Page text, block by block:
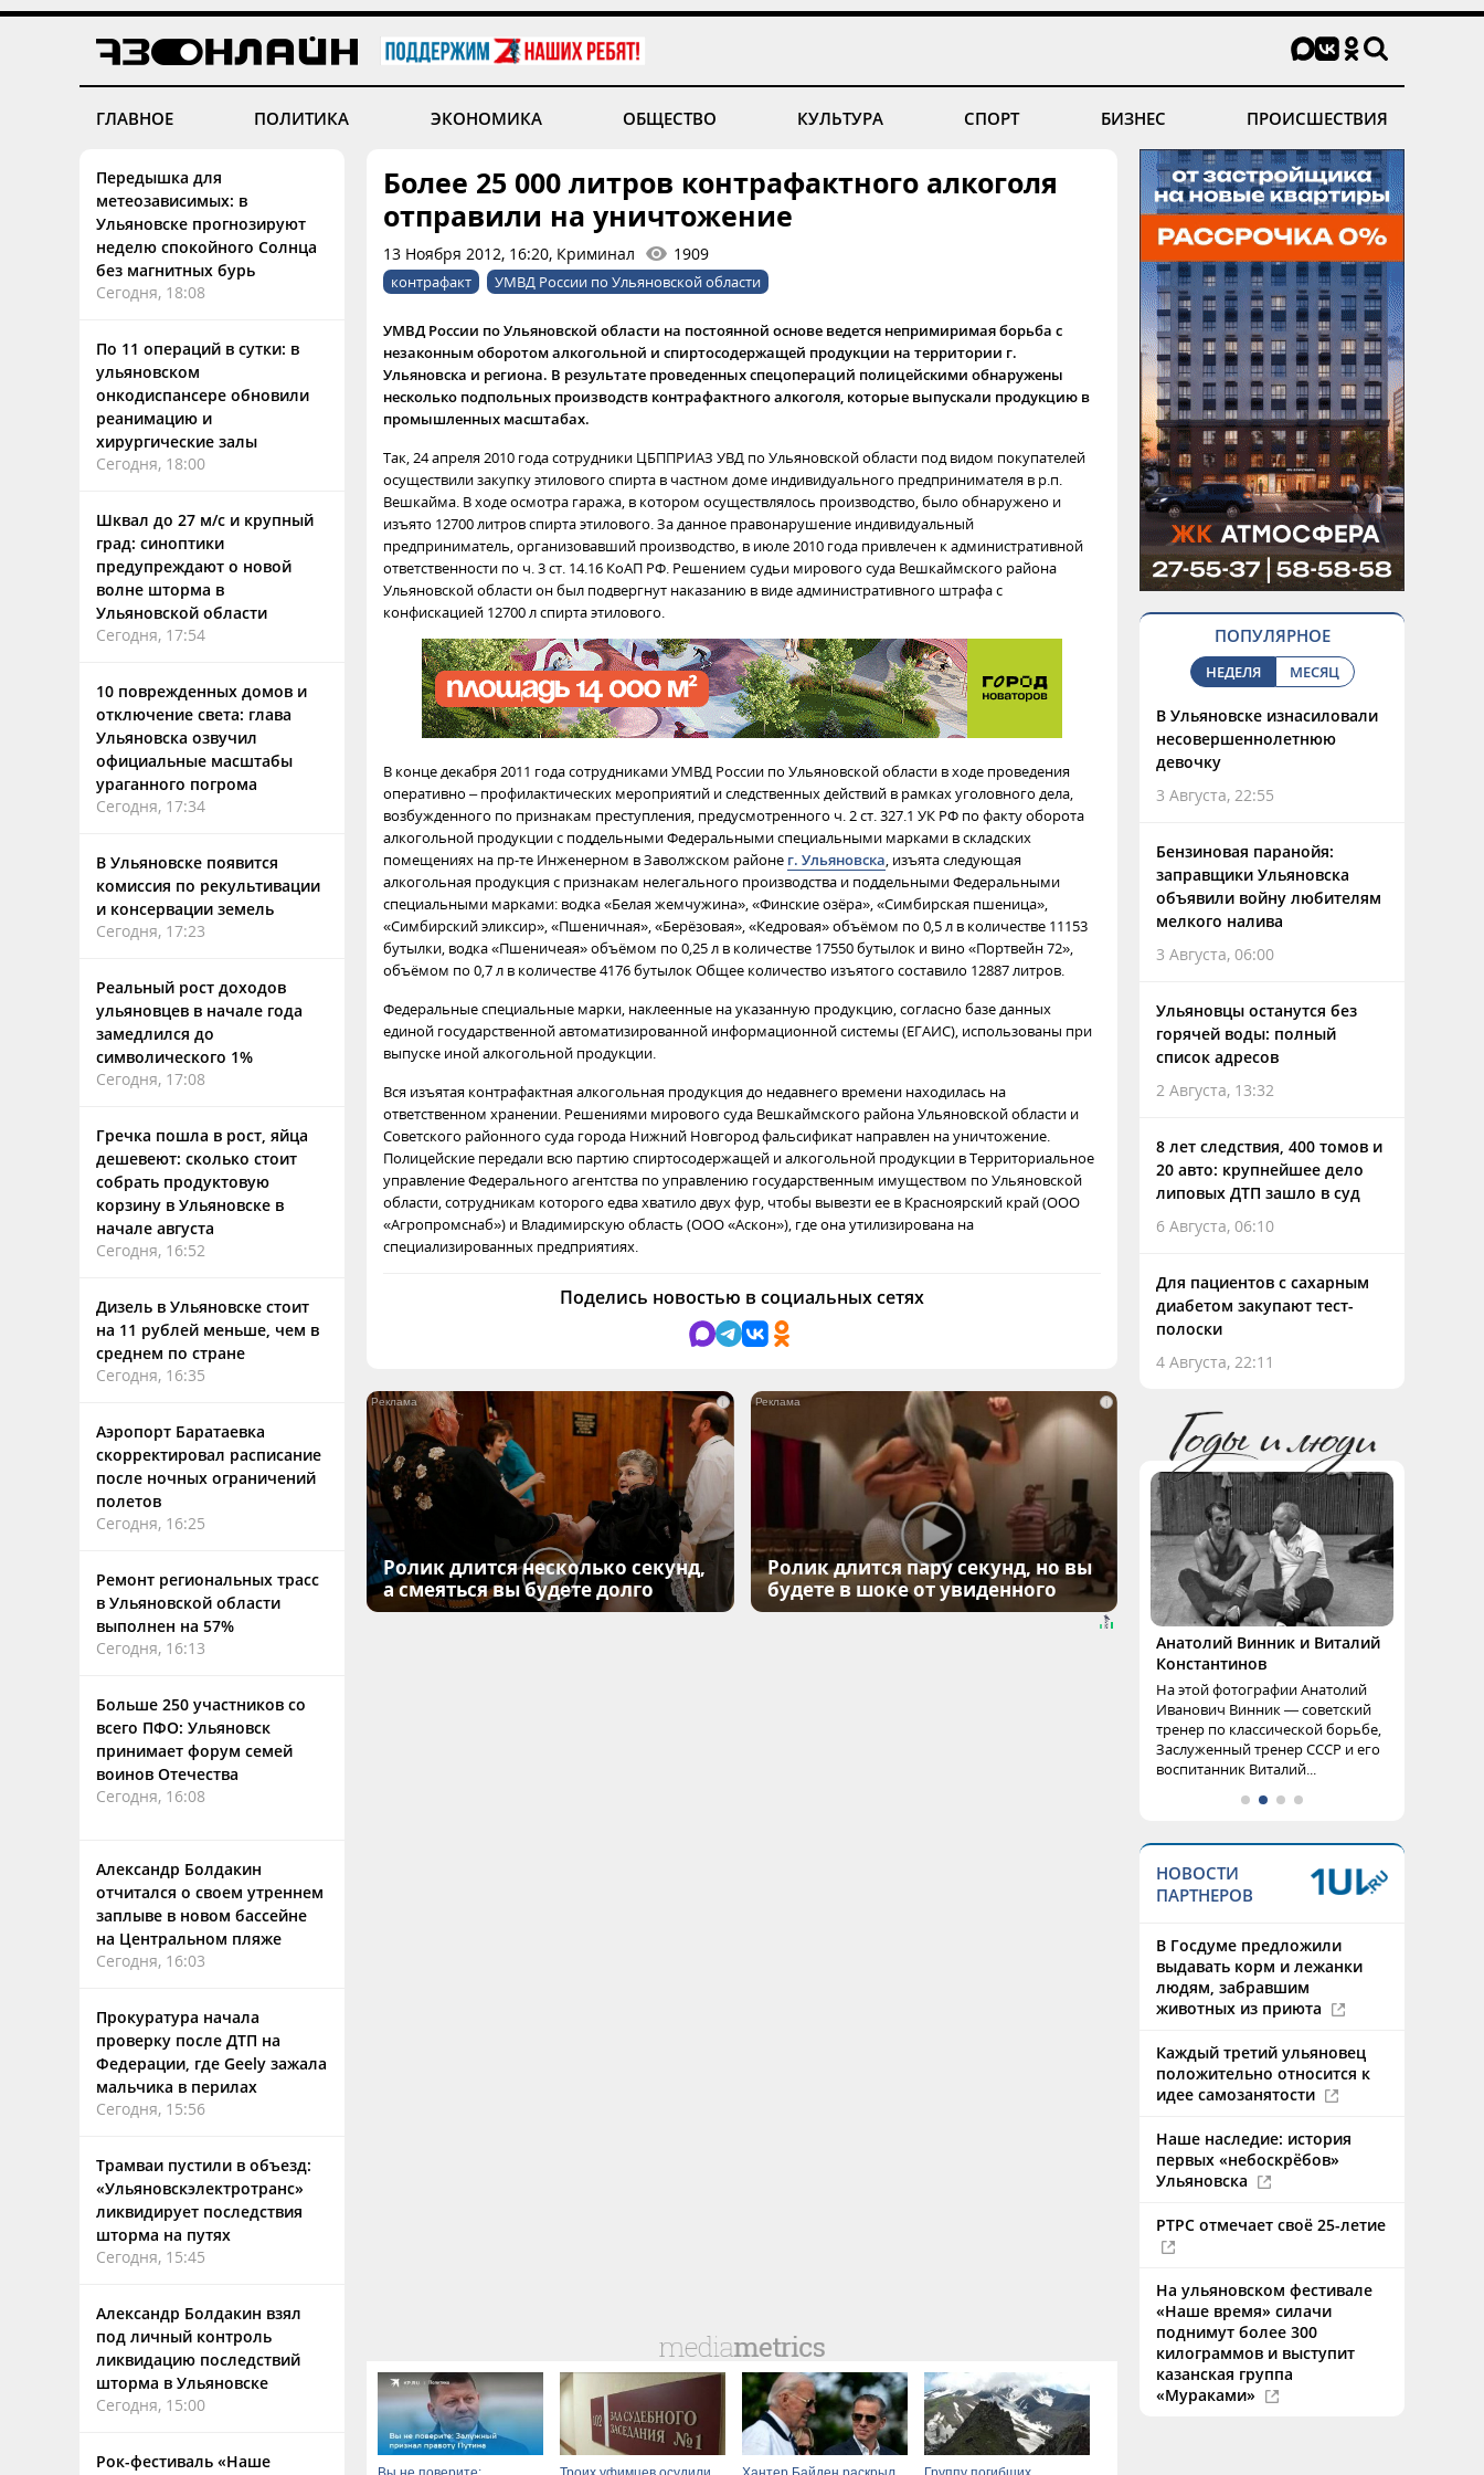
ГЛАВНОЕ ПОЛИТИКА ЭКОНОМИКА ОБЩЕСТВО КУЛЬТУРА СПОРТ БИЗНЕС ПРОИСШЕСТВИЯ
Передышка для
метеозависимых: в
Ульяновске прогнозируют
неделю спокойного Солнца
без магнитных бурь
Сегодня, 18:08
По 11 операций в сутки: в
ульяновском
онкодиспансере обновили
реанимацию и
хирургические залы
Сегодня, 18:00
Шквал до 27 м/с и крупный
град: синоптики
предупреждают о новой
волне шторма в
Ульяновской области
Сегодня, 17:54
10 поврежденных домов и
отключение света: глава
Ульяновска озвучил
официальные масштабы
ураганного погрома
Сегодня, 17:34
В Ульяновске появится
комиссия по рекультивации
и консервации земель
Сегодня, 17:23
Реальный рост доходов
ульяновцев в начале года
замедлился до
символического 1%
Сегодня, 17:08
Гречка пошла в рост, яйца
дешевеют: сколько стоит
собрать продуктовую
корзину в Ульяновске в
начале августа
Сегодня, 16:52
Дизель в Ульяновске стоит
на 11 рублей меньше, чем в
среднем по стране
Сегодня, 16:35
Аэропорт Баратаевка
скорректировал расписание
после ночных ограничений
полетов
Сегодня, 16:25
Ремонт региональных трасс
в Ульяновской области
выполнен на 57%
Сегодня, 16:13
Больше 250 участников со
всего ПФО: Ульяновск
принимает форум семей
воинов Отечества
Сегодня, 16:08
Александр Болдакин
отчитался о своем утреннем
заплыве в новом бассейне
на Центральном пляже
Сегодня, 16:03
Прокуратура начала
проверку после ДТП на
Федерации, где Geely зажала
мальчика в перилах
Сегодня, 15:56
Трамваи пустили в объезд:
«Ульяновскэлектротранс»
ликвидирует последствия
шторма на путях
Сегодня, 15:45
Александр Болдакин взял
под личный контроль
ликвидацию последствий
шторма в Ульяновске
Сегодня, 15:00
Рок-фестиваль «Наше
Более 25 000 литров контрафактного алкоголя
отправили на уничтожение
13 Ноября 2012, 16:20, Криминал 1909
контрафакт УМВД России по Ульяновской области
УМВД России по Ульяновской области на постоянной основе ведется непримиримая борьба с
незаконным оборотом алкогольной и спиртосодержащей продукции на территории г.
Ульяновска и региона. В результате проведенных спецопераций полицейскими обнаружены
несколько подпольных производств контрафактного алкоголя, которые выпускали продукцию в
промышленных масштабах.
Так, 24 апреля 2010 года сотрудники ЦБППРИАЗ УВД по Ульяновской области под видом покупателей
осуществили закупку этилового спирта в частном доме индивидуального предпринимателя в р.п.
Вешкайма. В ходе осмотра гаража, в котором осуществлялось производство, было обнаружено и
изъято 12700 литров спирта этилового. За данное правонарушение индивидуальный
предприниматель, организовавший производство, в июле 2010 года привлечен к административной
ответственности по ч. 3 ст. 14.16 КоАП РФ. Решением судьи мирового суда Вешкаймского района
Ульяновской области он был подвергнут наказанию в виде административного штрафа с
конфискацией 12700 л спирта этилового.
В конце декабря 2011 года сотрудниками УМВД России по Ульяновской области в ходе проведения
оперативно – профилактических мероприятий и следственных действий в рамках уголовного дела,
возбужденного по признакам преступления, предусмотренного ч. 2 ст. 327.1 УК РФ по факту оборота
алкогольной продукции с поддельными Федеральными специальными марками в складских
помещениях на пр-те Инженерном в Заволжском районе г. Ульяновска, изъята следующая
алкогольная продукция с признакам нелегального производства и поддельными Федеральными
специальными марками: водка «Белая жемчужина», «Финские озёра», «Симбирская пшеница»,
«Симбирский эликсир», «Пшеничная», «Берёзовая», «Кедровая» объёмом по 0,5 л в количестве 11153
бутылки, водка «Пшеничеая» объёмом по 0,25 л в количестве 17550 бутылок и вино «Портвейн 72»,
объёмом по 0,7 л в количестве 4176 бутылок Общее количество изъятого составило 12887 литров.
Федеральные специальные марки, наклеенные на указанную продукцию, согласно базе данных
единой государственной автоматизированной информационной системы (ЕГАИС), использованы при
выпуске иной алкогольной продукции.
Вся изъятая контрафактная алкогольная продукция до недавнего времени находилась на
ответственном хранении. Решениями мирового суда Вешкаймского района Ульяновской области и
Советского районного суда города Нижний Новгород фальсификат направлен на уничтожение.
Полицейские передали всю партию спиртосодержащей и алкогольной продукции в Территориальное
управление Федерального агентства по управлению государственным имуществом по Ульяновской
области, сотрудникам которого едва хватило двух фур, чтобы вывезти ее в Красноярский край (ООО
«Агропромснаб») и Владимирскую область (ООО «Аскон»), где она утилизирована на
специализированных предприятиях.
Поделись новостью в социальных сетях
i
Ролик длится несколько секунд,
а смеяться вы будете долго
i
Ролик длится пару секунд, но вы
будете в шоке от увиденного
ПОПУЛЯРНОЕ
НЕДЕЛЯ МЕСЯЦ
В Ульяновске изнасиловали
несовершеннолетнюю
девочку
3 Августа, 22:55
Бензиновая паранойя:
заправщики Ульяновска
объявили войну любителям
мелкого налива
3 Августа, 06:00
Ульяновцы останутся без
горячей воды: полный
список адресов
2 Августа, 13:32
8 лет следствия, 400 томов и
20 авто: крупнейшее дело
липовых ДТП зашло в суд
6 Августа, 06:10
Для пациентов с сахарным
диабетом закупают тест-
полоски
4 Августа, 22:11
Анатолий Винник и Виталий
Константинов
На этой фотографии Анатолий
Иванович Винник — советский
тренер по классической борьбе,
Заслуженный тренер СССР и его
воспитанник Виталий...
НОВОСТИ
ПАРТНЕРОВ
В Госдуме предложили
выдавать корм и лежанки
людям, забравшим
животных из приюта
Каждый третий ульяновец
положительно относится к
идее самозанятости
Наше наследие: история
первых «небоскрёбов»
Ульяновска
РТРС отмечает своё 25-летие
На ульяновском фестивале
«Наше время» силачи
поднимут более 300
килограммов и выступит
казанская группа
«Мураками»